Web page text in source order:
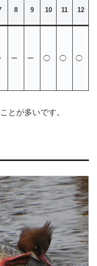
8 9 10 11 12
ー ー ◯ ◯ ◯
とが多いです。